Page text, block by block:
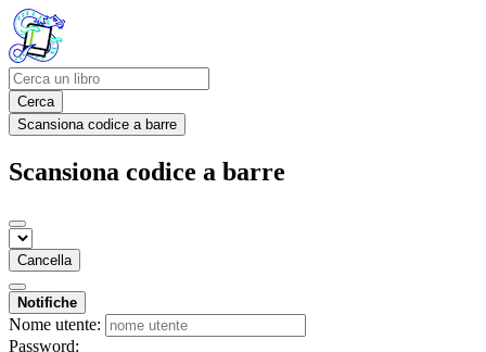
Cerca
Scansiona codice a barre
Scansiona codice a barre
Cancella
Notifiche
Nome utente:
Password: